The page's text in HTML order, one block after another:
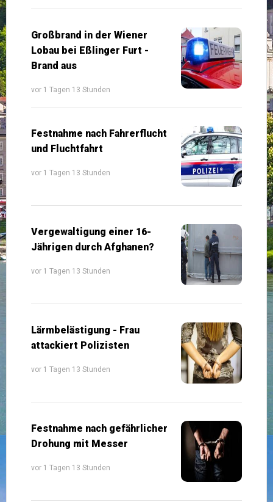
Großbrand in der Wiener
Lobau bei Eßlinger Furt -
Brand aus
vor 1 Tagen 13 Stunden
Festnahme nach Fahrerflucht
und Fluchtfahrt
vor 1 Tagen 13 Stunden
Vergewaltigung einer 16-
Jährigen durch Afghanen?
vor 1 Tagen 13 Stunden
Lärmbelästigung - Frau
attackiert Polizisten
vor 1 Tagen 13 Stunden
Festnahme nach gefährlicher
Drohung mit Messer
vor 1 Tagen 13 Stunden